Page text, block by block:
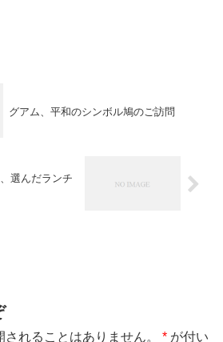
グアム、平和のシンボル鳩のご訪問
選んだランチ
れることはありません。 * が付い